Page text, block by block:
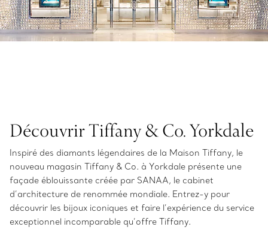
Découvrir Tiffany & Co. Yorkdale
Inspiré des diamants légendaires de la Maison Tiffany, le
nouveau magasin Tiffany & Co. à Yorkdale présente une
façade éblouissante créée par SANAA, le cabinet
d’architecture de renommée mondiale. Entrez-y pour
découvrir les bijoux iconiques et faire l’expérience du service
exceptionnel incomparable qu’offre Tiffany.